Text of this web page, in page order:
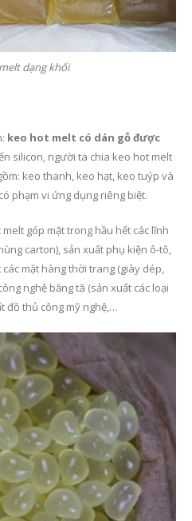
dạng khối
keo hot melt có dán gỗ được
silicon, người ta chia keo hot melt
keo thanh, keo hạt, keo tuýp và
phạm vi ứng dụng riêng biệt.
góp mặt trong hầu hết các lĩnh
carton), sản xuất phụ kiện ô-tô,
mặt hàng thời trang (giày dép,
nghệ băng tã (sản xuất các loại
đồ thủ công mỹ nghệ,…